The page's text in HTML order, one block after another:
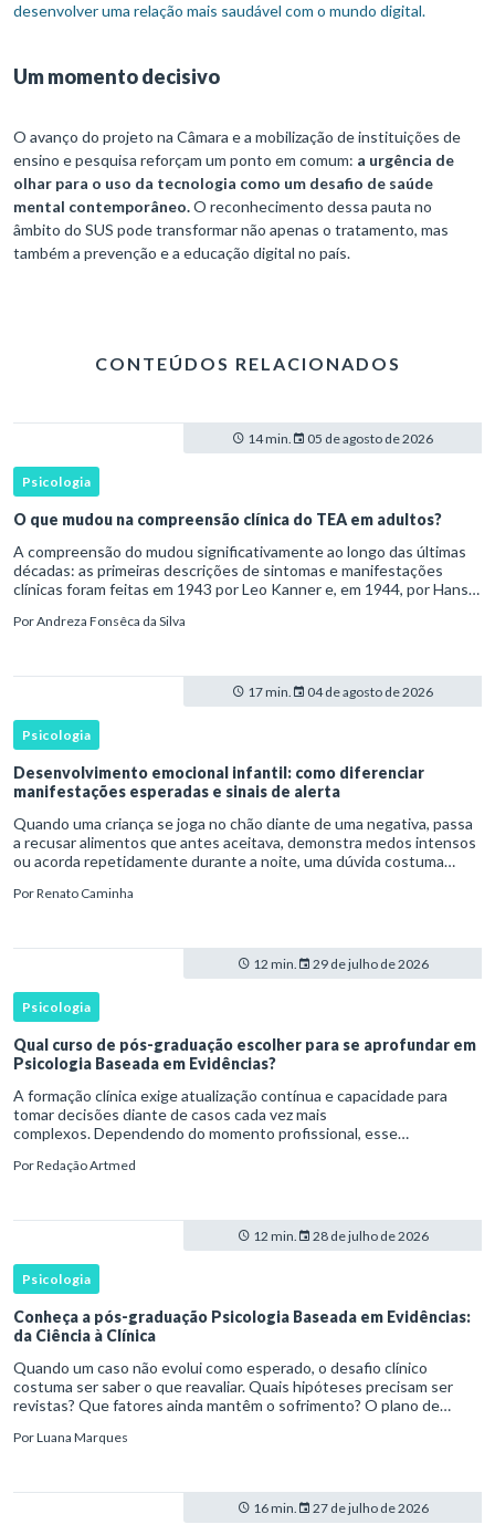
desenvolver uma relação mais saudável com o mundo digital.
Um momento decisivo
O avanço do projeto na Câmara e a mobilização de instituições de
ensino e pesquisa reforçam um ponto em comum: a urgência de
olhar para o uso da tecnologia como um desafio de saúde
mental contemporâneo.O reconhecimento dessa pauta no
âmbito do SUS pode transformar não apenas o tratamento, mas
também a prevenção e a educação digital no país.
CONTEÚDOS RELACIONADOS
14 min. 05 de agosto de 2026
Psicologia
O que mudou na compreensão clínica do TEA em adultos?
A compreensão do mudou significativamente ao longo das últimas
décadas: as primeiras descrições de sintomas e manifestações
clínicas foram feitas em 1943 por Leo Kanner e, em 1944, por Hans
PorAndreza Fonsêca da Silva
17 min. 04 de agosto de 2026
Psicologia
Desenvolvimento emocional infantil: como diferenciar
manifestações esperadas e sinais de alerta
Quando uma criança se joga no chão diante de uma negativa, passa
a recusar alimentos que antes aceitava, demonstra medos intensos
ou acorda repetidamente durante a noite, uma dúvida costuma
PorRenato Caminha
12 min. 29 de julho de 2026
Psicologia
Qual curso de pós-graduação escolher para se aprofundar em
Psicologia Baseada em Evidências?
A formação clínica exige atualização contínua e capacidade para
tomar decisões diante de casos cada vez mais
complexos. Dependendo do momento profissional, esse
aprofundamento em ou a especializaçã
PorRedação Artmed
12 min. 28 de julho de 2026
Psicologia
Conheça a pós-graduação Psicologia Baseada em Evidências:
da Ciência à Clínica
Quando um caso não evolui como esperado, o desafio clínico
costuma ser saber o que reavaliar. Quais hipóteses precisam ser
revistas? Que fatores ainda mantêm o sofrimento? O plano de
necessidades d
PorLuana Marques
16 min. 27 de julho de 2026